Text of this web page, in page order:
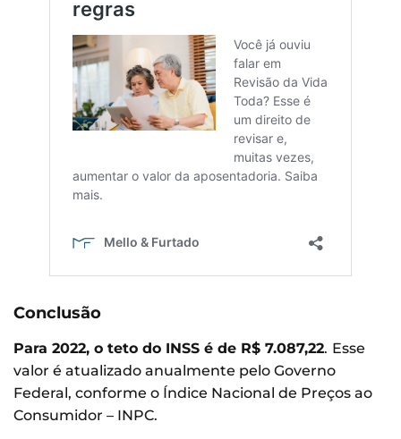
Conclusão
Para 2022, o teto do INSS é de R$ 7.087,22. Esse
valor é atualizado anualmente pelo Governo
Federal, conforme o Índice Nacional de Preços ao
Consumidor – INPC.